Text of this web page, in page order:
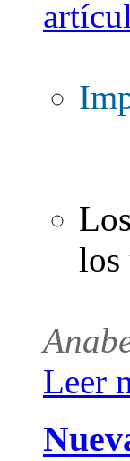
los
Leer